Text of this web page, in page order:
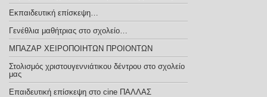
Εκπαιδευτική επίσκεψη…
Γενέθλια μαθήτριας στο σχολείο…
ΜΠΑΖΑΡ ΧΕΙΡΟΠΟΙΗΤΩΝ ΠΡΟΙΟΝΤΩΝ
Στολισμός χριστουγεννιάτικου δέντρου στο σχολείο
μας
Επαιδευτική επίσκεψη στο cine ΠΑΛΛΑΣ